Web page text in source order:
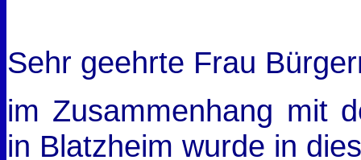
Sehr geehrte Frau
im Zusammenhang mit
in Blatzheim wurde in